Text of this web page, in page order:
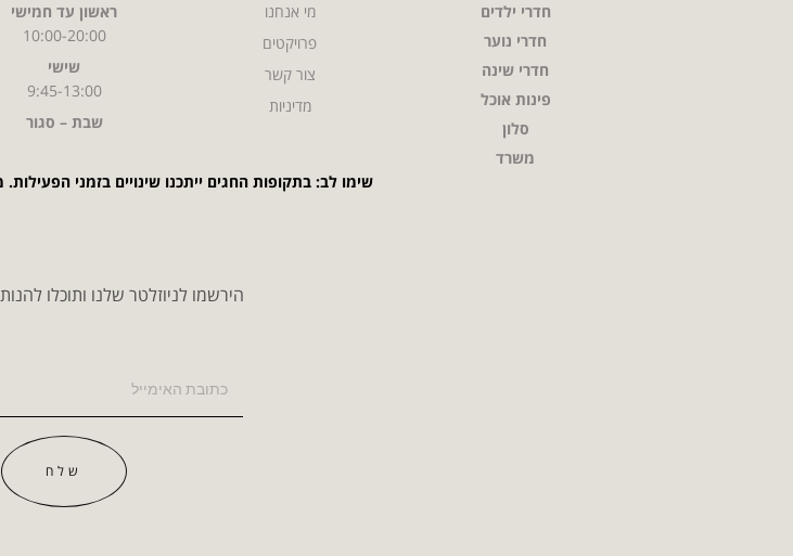
חדרי ילדים
חדרי נוער
חדרי שינה
פינות אוכל
סלון
משרד
מי אנחנו
פרויקטים
צור קשר
מדיניות
ראשון עד חמישי
10:00-20:00
שישי
9:45-13:00
שבת – סגור
שימו לב: בתקופות החגים ייתכנו שינויים בזמני
הירשמו לניוזלטר שלנו ותוכלו
שלח